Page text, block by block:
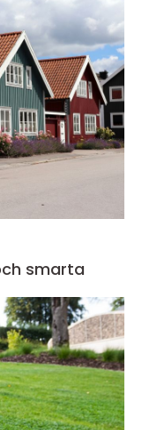
smarta